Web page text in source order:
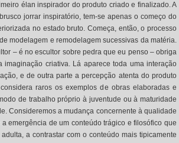
élan inspirador do produto criado e finalizado. A
jorrar inspiratório, tem-se apenas o começo do
no estado bruto. Começa, então, o processo
modelagem e remodelagem sucessivas da matéria.
– é no escultor sobre pedra que eu penso – obriga
criativa. Lá aparece toda uma interação
e de outra parte a percepção atenta do produto
raros os exemplos de obras elaboradas e
de trabalho próprio à juventude ou à maturidade
Consideremos a mudança concernente à qualidade
emergência de um conteúdo trágico e filosófico que
a contrastar com o conteúdo mais tipicamente